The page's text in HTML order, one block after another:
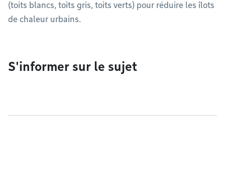
(toits blancs, toits gris, toits verts) pour réduire les îlots
de chaleur urbains.
S'informer sur le sujet